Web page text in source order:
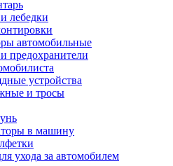
лебедки
автомобильные
предохранители
устройства
и тросы
в машину
ухода за автомобилем